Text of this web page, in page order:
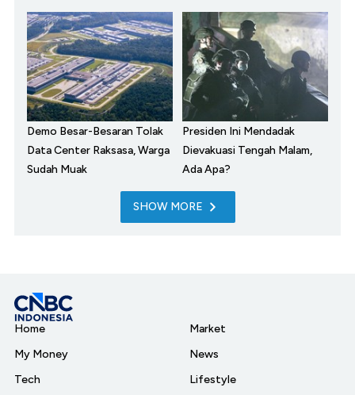
Demo Besar-Besaran Tolak
Data Center Raksasa, Warga
Sudah Muak
Presiden Ini Mendadak
Dievakuasi Tengah Malam,
Ada Apa?
SHOW MORE
Home
My Money
Tech
Market
News
Lifestyle